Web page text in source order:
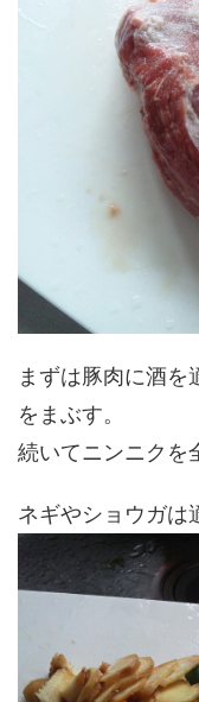
まずは豚肉に酒
をまぶす。
続いてニンニクを
ネギやショウガは